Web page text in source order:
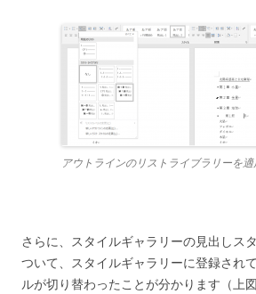
アウトラインのリストライブラリーを適
さらに、スタイルギャラリーの見出しス
ついて、スタイルギャラリーに登録され
ルが切り替わったことが分かります（上図